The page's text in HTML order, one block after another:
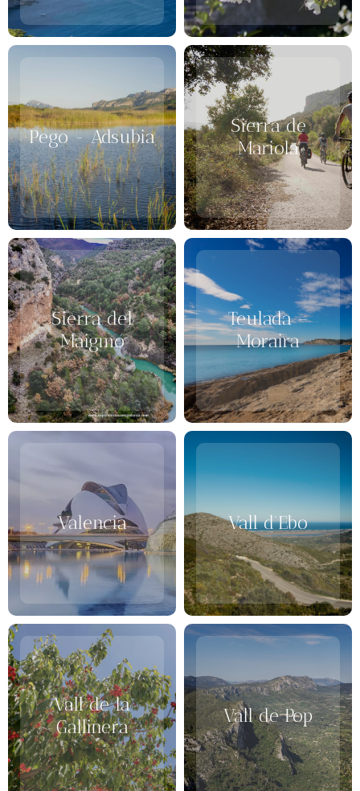
Pego - Adsubia
Sierra de
Mariola
Sierra del
Maigmó
Teulada –
Moraira
Valencia Vall d'Ebo
Vall de la
Gallinera
Vall de Pop